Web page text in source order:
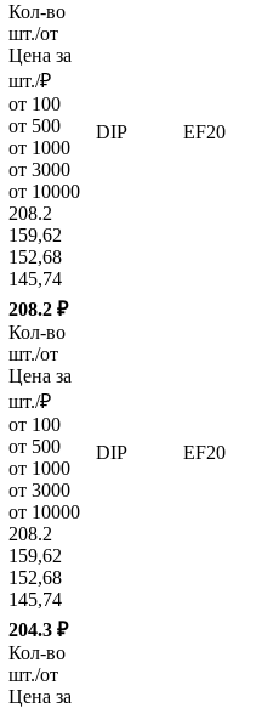
Кол-во
шт./от
Цена за
шт./₽
от 100
от 500
от 1000
от 3000
от 10000
208.2
159,62
152,68
145,74
DIP EF20
208.2 ₽
Кол-во
шт./от
Цена за
шт./₽
от 100
от 500
от 1000
от 3000
от 10000
208.2
159,62
152,68
145,74
DIP EF20
204.3 ₽
Кол-во
шт./от
Цена за